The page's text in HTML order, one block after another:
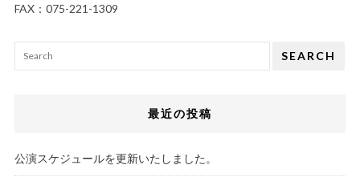
FAX：075-221-1309
SEARCH
最近の投稿
公演スケジュールを更新いたしました。